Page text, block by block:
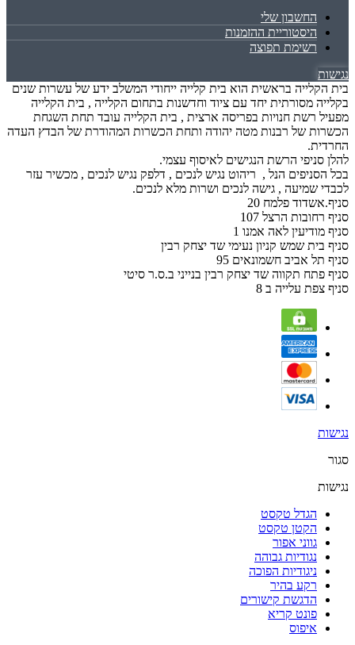
החשבון שלי
היסטוריית ההזמנות
רשימת תפוצה
נגישות
בית הקלייה בראשית הוא בית קלייה ייחודי המשלב ידע של עשרות שנים
בקלייה מסורתית יחד עם ציוד וחדשנות בתחום הקלייה , בית הקלייה
מפעיל רשת חנויות בפריסה ארצית , בית הקלייה עובד תחת השגחת
הכשרות של רבנות מטה יהודה ותחת הכשרות המהודרת של הבדץ העדה
החרדית.
להלן סניפי הרשת הנגישים לאיסוף עצמי.
בכל הסניפים הנל , ריהוט נגיש לנכים , דלפק נגיש לנכים , מכשיר עזר
לכבדי שמיעה , גישה לנכים ושרות מלא לנכים.
סניף.אשדוד פלמח 20
סניף רחובות הרצל 107
סניף מודיעין לאה אמנו 1
סניף בית שמש קניון נעימי שד יצחק רבין
סניף תל אביב חשמונאים 95
סניף פתח תקווה שד יצחק רבין בנייני ב.ס.ר סיטי
סניף צפת עלייה ב 8
נגישות
סגור
נגישות
הגדל טקסט
הקטן טקסט
גווני אפור
נגודיות גבוהה
ניגודיות הפוכה
רקע בהיר
הדגשת קישורים
פונט קריא
איפוס